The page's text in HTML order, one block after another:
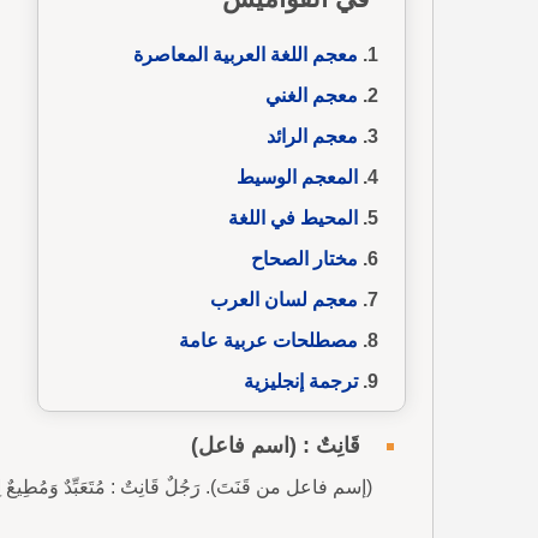
معجم اللغة العربية المعاصرة
معجم الغني
معجم الرائد
المعجم الوسيط
المحيط في اللغة
مختار الصحاح
معجم لسان العرب
مصطلحات عربية عامة
ترجمة إنجليزية
قَانِتٌ : (اسم فاعل)
(إسم فاعل من قَنَتَ). رَجُلٌ قَانِتٌ : مُتَعَبِّدٌ وَمُطِيعٌ